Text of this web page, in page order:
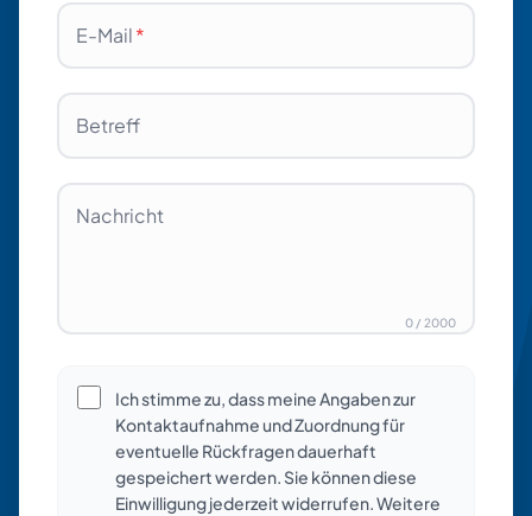
E-Mail*
Betreff
Nachricht
0 / 2000
Ich stimme zu, dass meine Angaben zur
Kontaktaufnahme und Zuordnung für
eventuelle Rückfragen dauerhaft
gespeichert werden. Sie können diese
Einwilligung jederzeit widerrufen. Weitere